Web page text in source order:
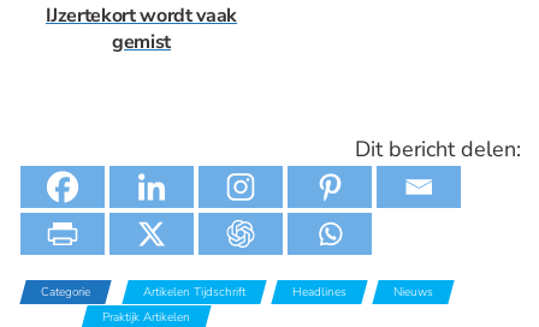
IJzertekort wordt vaak
gemist
Dit bericht delen:
Categorie Artikelen Tijdschrift Headlines
Nieuws
Praktijk Artikelen